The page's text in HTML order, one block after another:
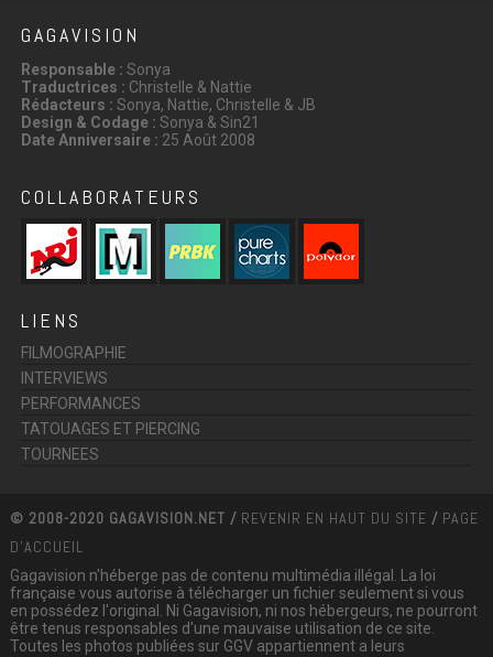
GAGAVISION
Responsable : Sonya
Traductrices : Christelle & Nattie
Rédacteurs : Sonya, Nattie, Christelle & JB
Design & Codage : Sonya & Sin21
Date Anniversaire : 25 Août 2008
COLLABORATEURS
LIENS
FILMOGRAPHIE
INTERVIEWS
PERFORMANCES
TATOUAGES ET PIERCING
TOURNEES
© 2008-2020 GAGAVISION.NET / REVENIR EN HAUT DU SITE / PAGE
D'ACCUEIL
Gagavision n'héberge pas de contenu multimédia illégal. La loi
française vous autorise à télécharger un fichier seulement si vous
en possédez l'original. Ni Gagavision, ni nos hébergeurs, ne pourront
être tenus responsables d'une mauvaise utilisation de ce site.
Toutes les photos publiées sur GGV appartiennent a leurs